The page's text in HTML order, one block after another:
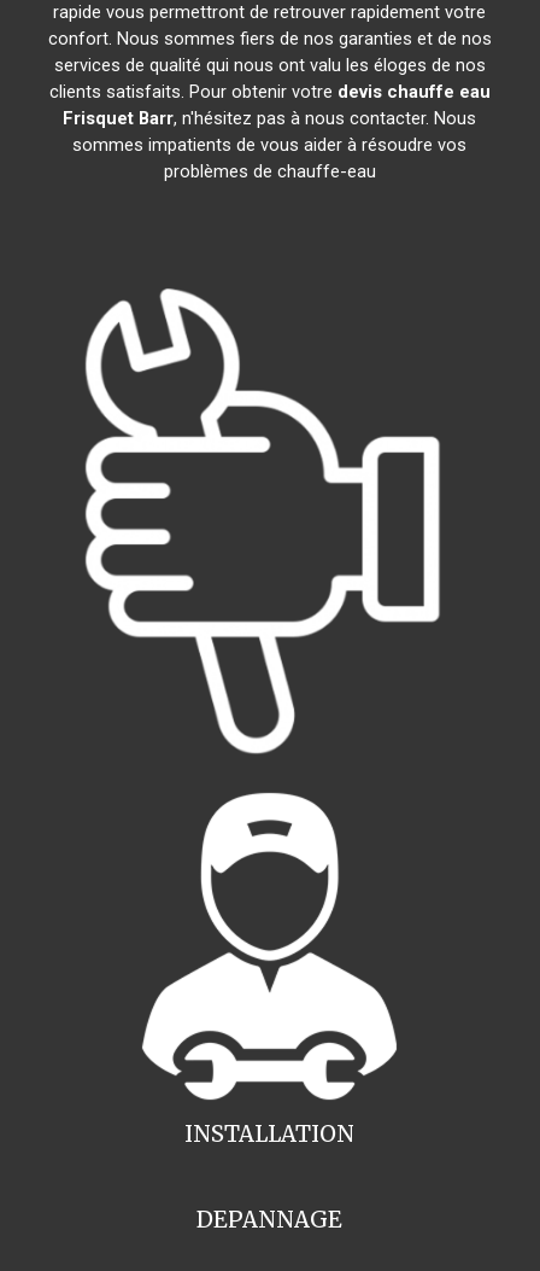
rapide vous permettront de retrouver rapidement votre
confort. Nous sommes fiers de nos garanties et de nos
services de qualité qui nous ont valu les éloges de nos
clients satisfaits. Pour obtenir votre devis chauffe eau
Frisquet Barr, n'hésitez pas à nous contacter. Nous
sommes impatients de vous aider à résoudre vos
problèmes de chauffe-eau
INSTALLATION
DEPANNAGE